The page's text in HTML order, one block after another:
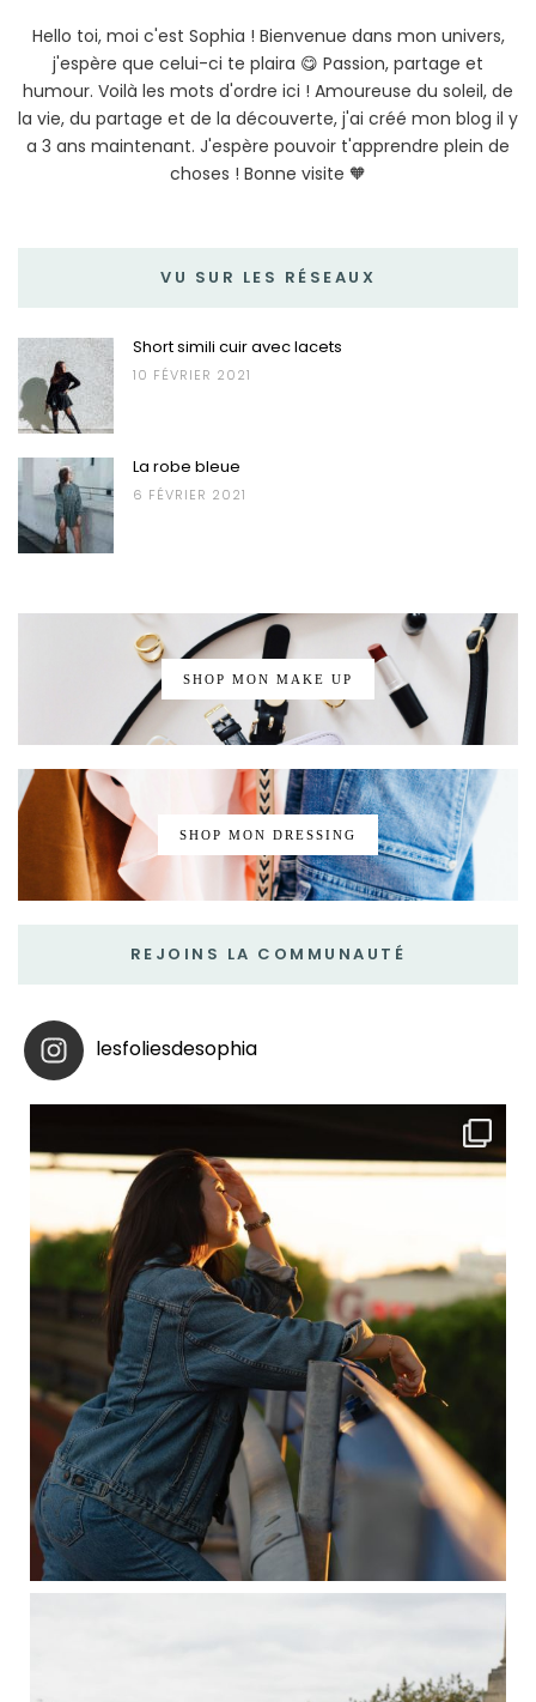
Hello toi, moi c'est Sophia ! Bienvenue dans mon univers,
j'espère que celui-ci te plaira 😋 Passion, partage et
humour. Voilà les mots d'ordre ici ! Amoureuse du soleil, de
la vie, du partage et de la découverte, j'ai créé mon blog il y
a 3 ans maintenant. J'espère pouvoir t'apprendre plein de
choses ! Bonne visite 🧡
VU SUR LES RÉSEAUX
Short simili cuir avec lacets
10 FÉVRIER 2021
La robe bleue
6 FÉVRIER 2021
SHOP MON MAKE UP
SHOP MON DRESSING
REJOINS LA COMMUNAUTÉ
lesfoliesdesophia